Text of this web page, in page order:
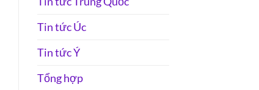
Tin tức Úc
Tin tức Ý
Tổng hợp